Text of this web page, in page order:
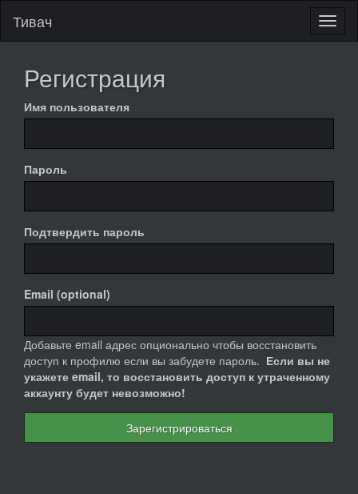
Тивач
Регистрация
Имя пользователя
Пароль
Подтвердить пароль
Email (optional)
Добавьте email адрес опционально чтобы восстановить
доступ к профилю если вы забудете пароль. Если вы не
укажете email, то восстановить доступ к утраченному
аккаунту будет невозможно!
Зарегистрироваться